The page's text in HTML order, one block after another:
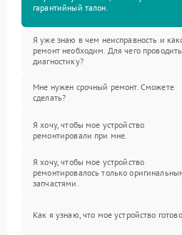
гарантийный талон.
Я уже знаю в чем неисправность и
ремонт необходим. Для чего проводить
диагностику?
Мне нужен срочный ремонт. Сможете
сделать?
Я хочу, чтобы мое устройство
ремонтировали при мне.
Я хочу, чтобы мое устройство
ремонтировалось только
запчастями.
Как я узнаю, что мое устройство